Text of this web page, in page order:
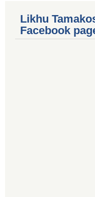
Likhu
Facebook